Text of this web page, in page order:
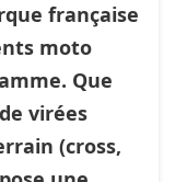
française
moto
Que
virées
(cross,